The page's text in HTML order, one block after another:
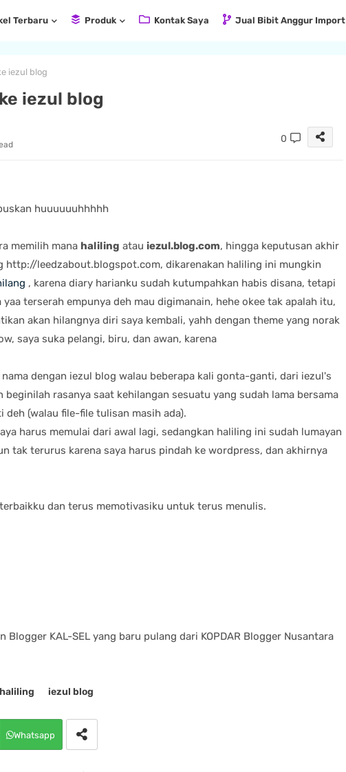
Terbaru Produk Kontak Saya Jual Bibit Anggur Import
iezul blog
iezul blog
0
huuuuuuhhhhh
memilih mana haliling atau iezul.blog.com, hingga keputusan akhir
http://leedzabout.blogspot.com, dikarenakan haliling ini mungkin
, karena diary harianku sudah kutumpahkan habis disana, tetapi
terserah empunya deh mau digimanain, hehe okee tak apalah itu,
akan hilangnya diri saya kembali, yahh dengan theme yang norak
saya suka pelangi, biru, dan awan, karena
dengan iezul blog walau beberapa kali gonta-ganti, dari iezul's
rasanya saat kehilangan sesuatu yang sudah lama bersama
deh (walau file-file tulisan masih ada).
harus memulai dari awal lagi, sedangkan haliling ini sudah lumayan
tak terurus karena saya harus pindah ke wordpress, dan akhirnya
dan terus memotivasiku untuk terus menulis.
Blogger KAL-SEL yang baru pulang dari KOPDAR Blogger Nusantara
haliling iezul blog
Whatsapp